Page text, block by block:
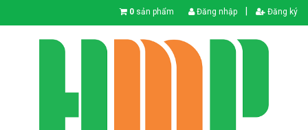
0 sản phẩm Đăng nhập Đăng ký